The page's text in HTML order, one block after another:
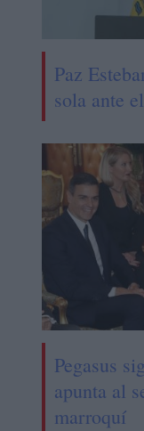
Paz
sola ante
Pegasus
apunta al
marroquí